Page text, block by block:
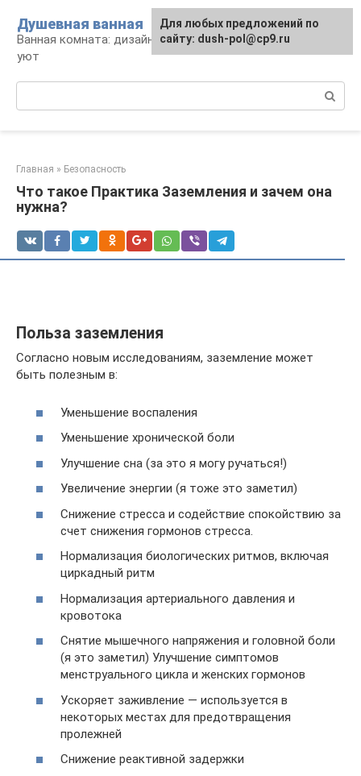
контенту
Душевная ванная
Ванная комната: дизайн, саноборудование,
уют
Главная » Безопасность
Что такое Практика Заземления и зачем она
нужна?
Польза заземления
Согласно новым исследованиям, заземление может
быть полезным в:
Уменьшение воспаления
Уменьшение хронической боли
Улучшение сна (за это я могу ручаться!)
Увеличение энергии (я тоже это заметил)
Снижение стресса и содействие спокойствию за
счет снижения гормонов стресса.
Нормализация биологических ритмов, включая
циркадный ритм
Нормализация артериального давления и
кровотока
Снятие мышечного напряжения и головной боли
(я это заметил) Улучшение симптомов
менструального цикла и женских гормонов
Ускоряет заживление — используется в
некоторых местах для предотвращения
пролежней
Снижение реактивной задержки
Для любых предложений по
сайту: dush-pol@cp9.ru